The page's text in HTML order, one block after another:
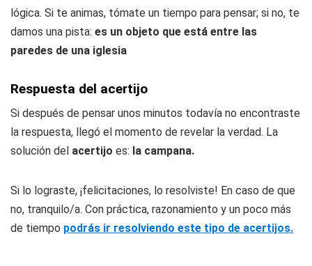
lógica. Si te animas, tómate un tiempo para pensar; si no, te
damos una pista: es un objeto que está entre las
paredes de una iglesia
Respuesta del acertijo
Si después de pensar unos minutos todavía no encontraste
la respuesta, llegó el momento de revelar la verdad. La
solución del acertijo es: la campana.
Si lo lograste, ¡felicitaciones, lo resolviste! En caso de que
no, tranquilo/a. Con práctica, razonamiento y un poco más
de tiempo podrás ir resolviendo este tipo de acertijos.